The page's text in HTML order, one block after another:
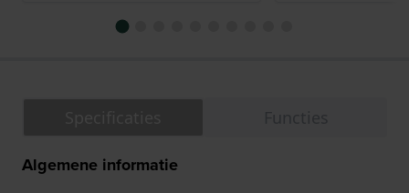
Algemene informatie